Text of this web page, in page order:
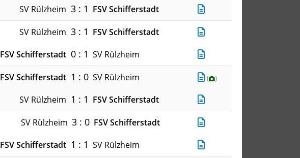
SV Rülzheim 3 : 1 FSV Schifferstadt
SV Rülzheim 3 : 1 FSV Schifferstadt
FSV Schifferstadt 0 : 1 SV Rülzheim
FSV Schifferstadt 1 : 0 SV Rülzheim ( )
SV Rülzheim 1 : 1 FSV Schifferstadt
SV Rülzheim 3 : 0 FSV Schifferstadt
FSV Schifferstadt 1 : 1 SV Rülzheim